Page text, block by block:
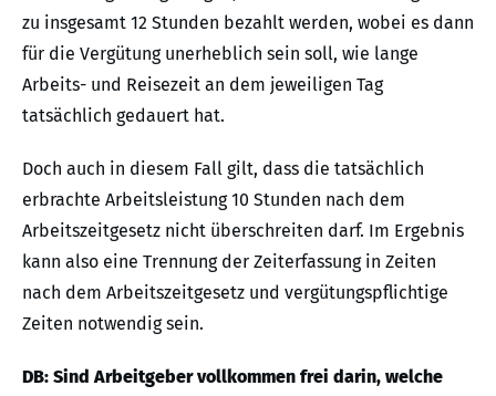
zu insgesamt 12 Stunden bezahlt werden, wobei es dann
für die Vergütung unerheblich sein soll, wie lange
Arbeits- und Reisezeit an dem jeweiligen Tag
tatsächlich gedauert hat.
Doch auch in diesem Fall gilt, dass die tatsächlich
erbrachte Arbeitsleistung 10 Stunden nach dem
Arbeitszeitgesetz nicht überschreiten darf. Im Ergebnis
kann also eine Trennung der Zeiterfassung in Zeiten
nach dem Arbeitszeitgesetz und vergütungspflichtige
Zeiten notwendig sein.
DB: Sind Arbeitgeber vollkommen frei darin, welche